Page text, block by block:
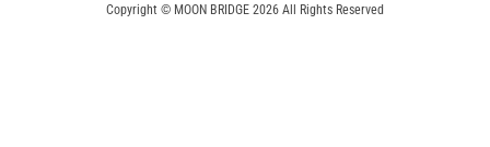
Copyright © MOON BRIDGE 2026 All Rights Reserved